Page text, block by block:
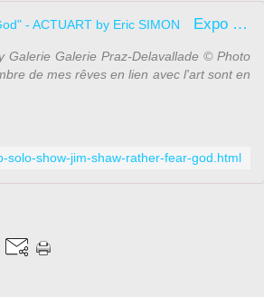
Expo Solo Show: Jim SHAW "Rather Fear God" - ACTUART by Eric SIMON
Galerie Galerie Praz-Delavallade © Photo
de mes rêves en lien avec l'art sont en
solo-show-jim-shaw-rather-fear-god.html